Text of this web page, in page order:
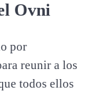
Ovni
por
reunir a los
todos ellos